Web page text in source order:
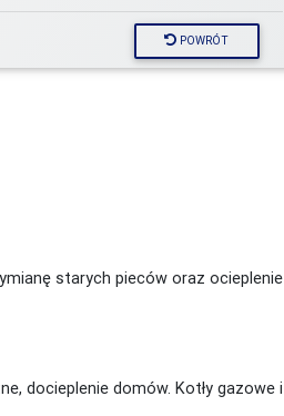
POWRÓT
starych pieców oraz ocieplenie
docieplenie domów. Kotły gazowe i